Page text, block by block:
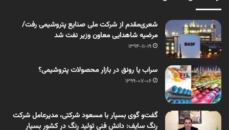
شعری‌مقدم از شرکت ملی صنایع پتروشیمی رفت/
مرضیه شاهدایی معاون وزیر نفت شد
1394-11-19
سراب یا رونق در بازار محصولات پتروشیمی؟
1399-07-06
گفت‌و گوی بسپار با مسعود شرکتی، مدیرعامل شرکت
رنگ سایف: دانش فنى تولید رنگ در کشور بسیار